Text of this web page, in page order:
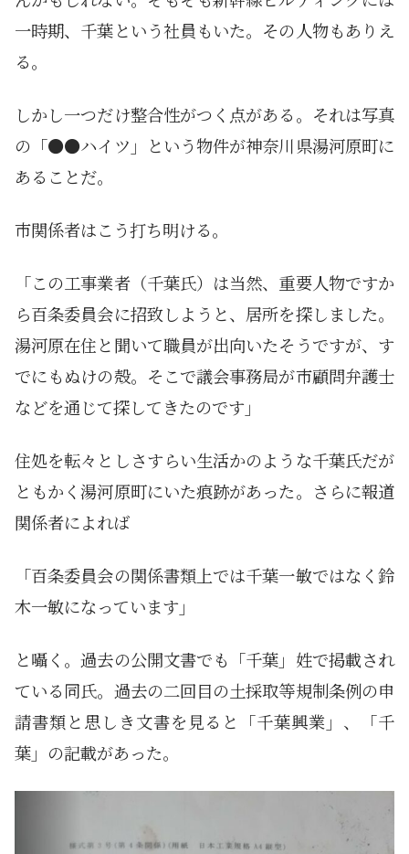
一時期、千葉という社員もいた。その人物もありえ
る。
しかし一つだけ整合性がつく点がある。それは写真
の「●●ハイツ」という物件が神奈川県湯河原町に
あることだ。
市関係者はこう打ち明ける。
「この工事業者（千葉氏）は当然、重要人物ですか
ら百条委員会に招致しようと、居所を探しました。
湯河原在住と聞いて職員が出向いたそうですが、す
でにもぬけの殻。そこで議会事務局が市顧問弁護士
などを通じて探してきたのです」
住処を転々としさすらい生活かのような千葉氏だが
ともかく湯河原町にいた痕跡があった。さらに報道
関係者によれば
「百条委員会の関係書類上では千葉一敏ではなく鈴
木一敏になっています」
と囁く。過去の公開文書でも「千葉」姓で掲載され
ている同氏。過去の二回目の土採取等規制条例の申
請書類と思しき文書を見ると「千葉興業」、「千
葉」の記載があった。